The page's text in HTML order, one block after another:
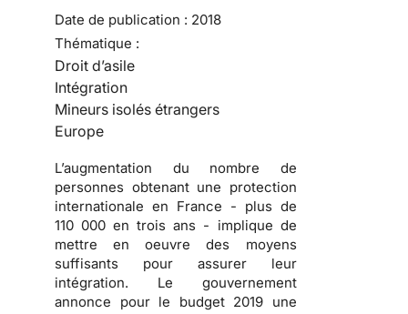
Date de publication : 2018
Thématique :
Droit d’asile
Intégration
Mineurs isolés étrangers
Europe
L’augmentation du nombre de
personnes obtenant une protection
internationale en France - plus de
110 000 en trois ans - implique de
mettre en oeuvre des moyens
suffisants pour assurer leur
intégration. Le gouvernement
annonce pour le budget 2019 une